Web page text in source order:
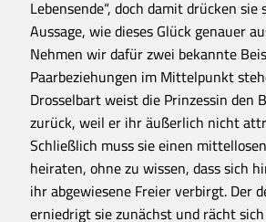
Lebensende“, doch damit drücken sie
Aussage, wie dieses Glück genauer
Nehmen wir dafür zwei bekannte
Paarbeziehungen im Mittelpunkt
Drosselbart weist die Prinzessin den
zurück, weil er ihr äußerlich nicht
Schließlich muss sie einen
heiraten, ohne zu wissen, dass sich
ihr abgewiesene Freier verbirgt. Der
erniedrigt sie zunächst und rächt